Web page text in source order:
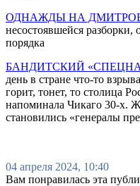
ОДНАЖДЫ НА
несостоявшейся разборки,
порядка
БАНДИТСКИЙ
день в стране что-то
горит, тонет, то столица
напоминала Чикаго 30-х.
становились «генералы
04 апреля 2024, 10:40
Вам понравилась эта